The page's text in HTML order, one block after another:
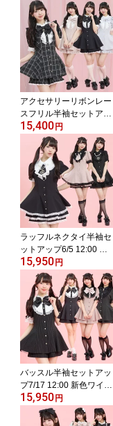
アクセサリーリボンレー
スフリル半袖セットアッ
プ5/2 12:00 ピンク再入
荷4/10 12:00 販売スター
トsecrethoney シーク
レットハニー シーハ
ニ 量産型 地雷系 双
子コーデ 参戦服 レデ
ィース 可愛い 無地
チェック ブラック
黒 ピンク グレー
15,400円
ラッフルネクタイ半袖セ
ットアップ6/5 12:00 ピ
ンク・ストライプクロ再
入荷4/22 12:00 販売スタ
ートsecrethoney シー
クレットハニー シーハ
ニ 量産型 地雷系 参
戦服 レディース 可愛
い 無地 ストライプ
ピンク ブラック 黒
15,950円
バッスル半袖セットアッ
プ7/17 12:00 新色ワイン
登場4/15 12:00 販売スタ
ートsecrethoney シー
クレットハニー シーハ
15,950円